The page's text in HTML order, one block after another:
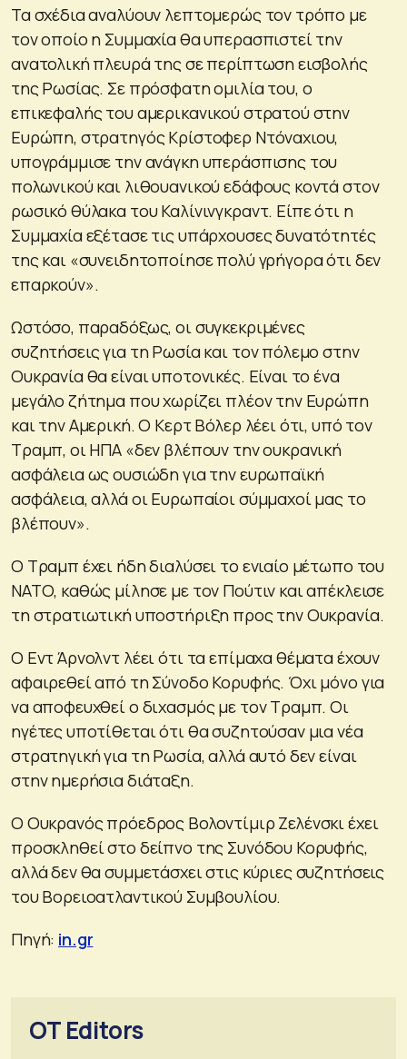
Τα σχέδια αναλύουν λεπτομερώς τον τρόπο με
τον οποίο η Συμμαχία θα υπερασπιστεί την
ανατολική πλευρά της σε περίπτωση εισβολής
της Ρωσίας. Σε πρόσφατη ομιλία του, ο
επικεφαλής του αμερικανικού στρατού στην
Ευρώπη, στρατηγός Κρίστοφερ Ντόναχιου,
υπογράμμισε την ανάγκη υπεράσπισης του
πολωνικού και λιθουανικού εδάφους κοντά στον
ρωσικό θύλακα του Καλίνινγκραντ. Είπε ότι η
Συμμαχία εξέτασε τις υπάρχουσες δυνατότητές
της και «συνειδητοποίησε πολύ γρήγορα ότι δεν
επαρκούν».
Ωστόσο, παραδόξως, οι συγκεκριμένες
συζητήσεις για τη Ρωσία και τον πόλεμο στην
Ουκρανία θα είναι υποτονικές. Είναι το ένα
μεγάλο ζήτημα που χωρίζει πλέον την Ευρώπη
και την Αμερική. Ο Κερτ Βόλερ λέει ότι, υπό τον
Τραμπ, οι ΗΠΑ «δεν βλέπουν την ουκρανική
ασφάλεια ως ουσιώδη για την ευρωπαϊκή
ασφάλεια, αλλά οι Ευρωπαίοι σύμμαχοί μας το
βλέπουν».
Ο Τραμπ έχει ήδη διαλύσει το ενιαίο μέτωπο του
ΝΑΤΟ, καθώς μίλησε με τον Πούτιν και απέκλεισε
τη στρατιωτική υποστήριξη προς την Ουκρανία.
Ο Εντ Άρνολντ λέει ότι τα επίμαχα θέματα έχουν
αφαιρεθεί από τη Σύνοδο Κορυφής. Όχι μόνο για
να αποφευχθεί ο διχασμός με τον Τραμπ. Οι
ηγέτες υποτίθεται ότι θα συζητούσαν μια νέα
στρατηγική για τη Ρωσία, αλλά αυτό δεν είναι
στην ημερήσια διάταξη.
Ο Ουκρανός πρόεδρος Βολοντίμιρ Ζελένσκι έχει
προσκληθεί στο δείπνο της Συνόδου Κορυφής,
αλλά δεν θα συμμετάσχει στις κύριες συζητήσεις
του Βορειοατλαντικού Συμβουλίου.
Πηγή: in.gr
OT Editors